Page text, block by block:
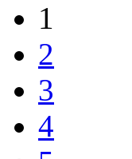
1
2
3
4